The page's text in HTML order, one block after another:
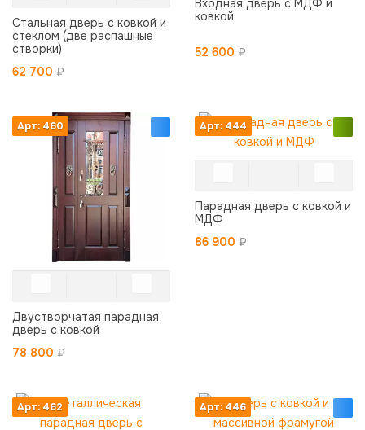
Стальная дверь с ковкой и
стеклом (две распашные
створки)
62 700 ₽
Входная дверь с МДФ и
ковкой
52 600 ₽
Арт: 460
Двустворчатая парадная
дверь с ковкой
78 800 ₽
Арт: 444
Парадная дверь с ковкой и
МДФ
86 900 ₽
Арт: 462 Арт: 446